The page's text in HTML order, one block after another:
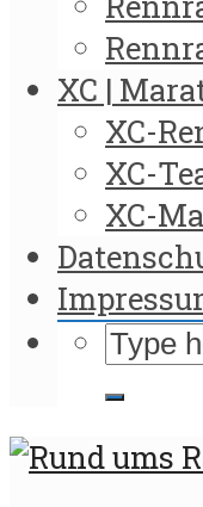
XC |
XC-
XC-
XC-